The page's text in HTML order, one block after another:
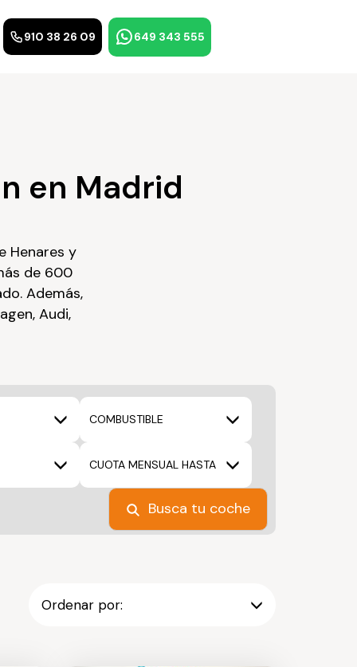
910 38 26 09 649 343 555
en Madrid
Henares y
de 600
Además,
Audi,
COMBUSTIBLE
CUOTA MENSUAL HASTA
Busca tu coche
Ordenar por: